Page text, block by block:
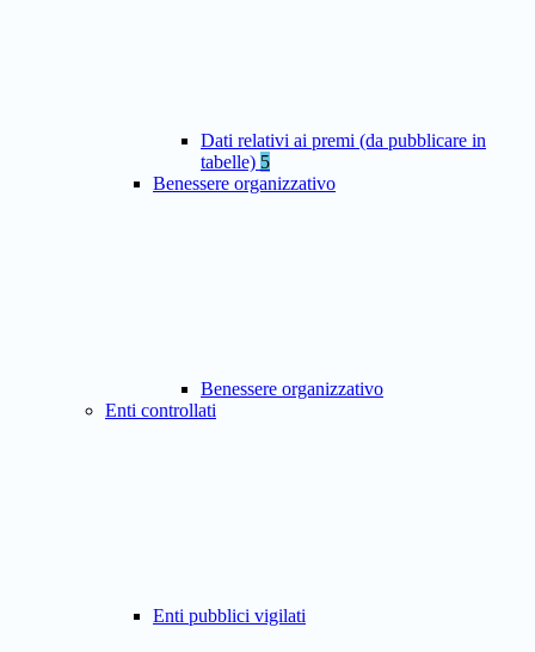
Dati relativi ai premi (da pubblicare in
tabelle) 5
Benessere organizzativo
Benessere organizzativo
Enti controllati
Enti pubblici vigilati